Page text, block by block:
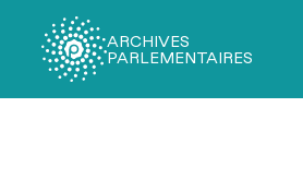
ARCHIVES
PARLEMENTAIRES